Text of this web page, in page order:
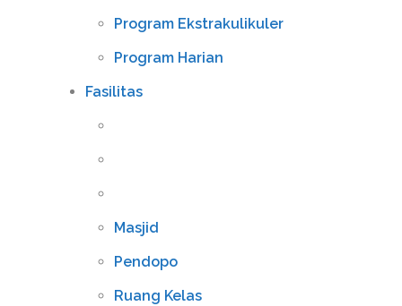
Program Ekstrakulikuler
Program Harian
Fasilitas
Masjid
Pendopo
Ruang Kelas